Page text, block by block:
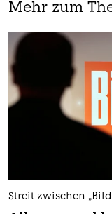
Mehr zum
Streit zwischen